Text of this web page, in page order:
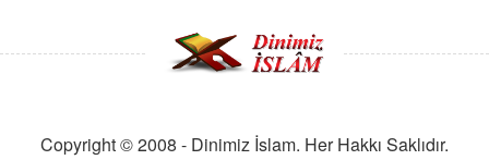
Copyright © 2008 - Dinimiz İslam. Her Hakkı Saklıdır.